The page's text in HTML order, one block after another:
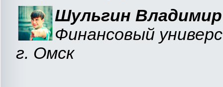
Шульгин Владимир
Финансовый
г. Омск